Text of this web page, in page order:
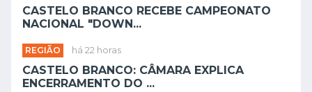
CASTELO BRANCO RECEBE CAMPEONATO
NACIONAL "DOWN...
REGIÃO há 22 horas
CASTELO BRANCO: CÂMARA EXPLICA
ENCERRAMENTO DO ...